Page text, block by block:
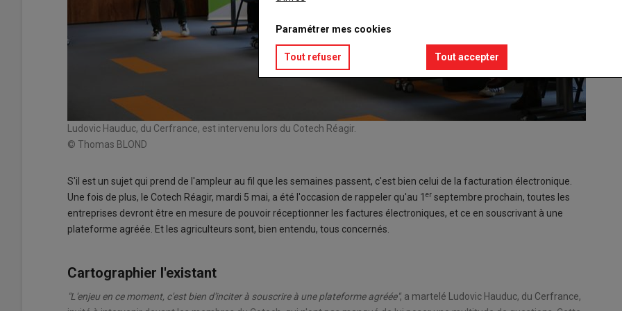
Ludovic Hauduc, du Cerfrance, est intervenu lors du Cotech Réagir.
© Thomas BLOND
S'il est un sujet qui prend de l'ampleur au fil que les semaines passent, c'est bien celui de la facturation électronique.
Une fois de plus, le Cotech Réagir, mardi 5 mai, a été l'occasion de rappeler qu'au 1 er septembre prochain, toutes les
entreprises devront être en mesure de pouvoir réceptionner les factures électroniques, et ce en souscrivant à une
plateforme agréée. Et les agriculteurs sont, bien entendu, tous concernés.
Cartographier l'existant
"L'enjeu en ce moment, c'est bien d'inciter à souscrire à une plateforme agréée", a martelé Ludovic Hauduc, du Cerfrance,
Paramétrer mes cookies
Tout refuser Tout accepter